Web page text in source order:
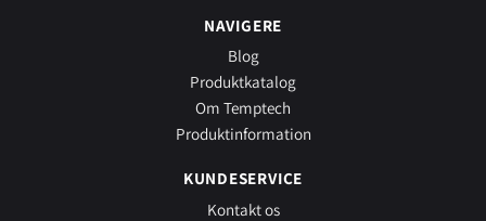
NAVIGERE
Blog
Produktkatalog
Om Temptech
Produktinformation
KUNDESERVICE
Kontakt os